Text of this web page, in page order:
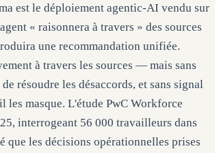
est le déploiement agentic-AI vendu sur
« raisonnera à travers » des sources
une recommandation unifiée.
à travers les sources — mais sans
résoudre les désaccords, et sans signal
les masque. L'étude PwC Workforce
interrogeant 56 000 travailleurs dans
que les décisions opérationnelles prises